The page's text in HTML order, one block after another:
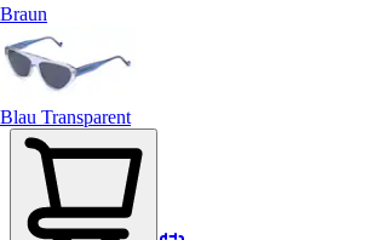
Braun
Blau Transparent